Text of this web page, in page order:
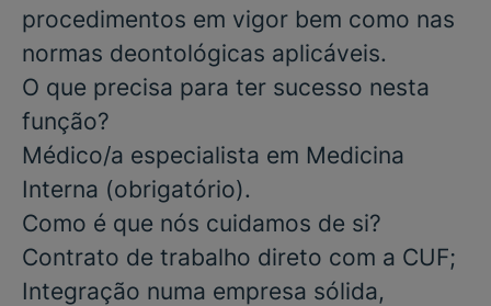
procedimentos em vigor bem como nas
normas deontológicas aplicáveis.
O que precisa para ter sucesso nesta
função?
Médico/a especialista em Medicina
Interna (obrigatório).
Como é que nós cuidamos de si?
Contrato de trabalho direto com a CUF;
Integração numa empresa sólida,